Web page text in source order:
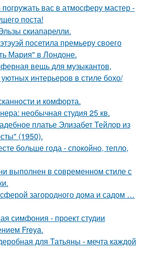
вас в атмосферу мастер -
поста!
скиапарелли.
посетила премьеру своего
Мария" в Лондоне.
вещь для музыкантов,
интерьеров в стиле бохо/
и комфорта.
необычная студия 25 кв.
платье Элизабет Тейлор из
(1950).
больше года - спокойно, тепло,
выполнен в современном стиле с
загородного дома и садом …
симфония - проект студии
Freya.
для Татьяны - мечта каждой